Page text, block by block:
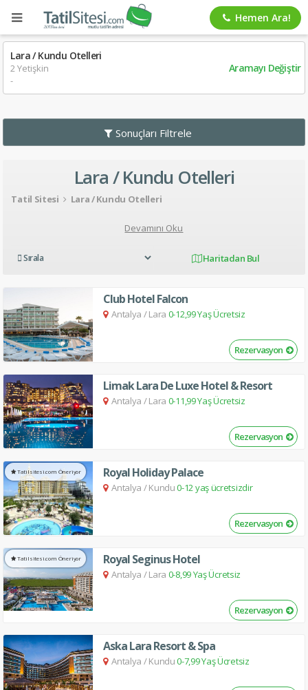
Hemen Ara!
Lara / Kundu Otelleri
2 Yetişkin
-
Aramayı Değiştir
Sonuçları Filtrele
Lara / Kundu Otelleri
Tatil Sitesi Lara / Kundu Otelleri
Devamını Oku
Haritadan Bul
Club Hotel Falcon
Antalya /Lara 0-12,99 Yaş Ücretsiz
Rezervasyon
Limak Lara De Luxe Hotel & Resort
Antalya /Lara 0-11,99 Yaş Ücretsiz
Rezervasyon
Tatilsitesi.com Öneriyor Royal Holiday Palace
Antalya /Kundu0-12 yaş ücretsizdir
Rezervasyon
Tatilsitesi.com Öneriyor Royal Seginus Hotel
Antalya /Lara 0-8,99 Yaş Ücretsiz
Rezervasyon
Aska Lara Resort & Spa
Antalya /Kundu0-7,99 Yaş Ücretsiz